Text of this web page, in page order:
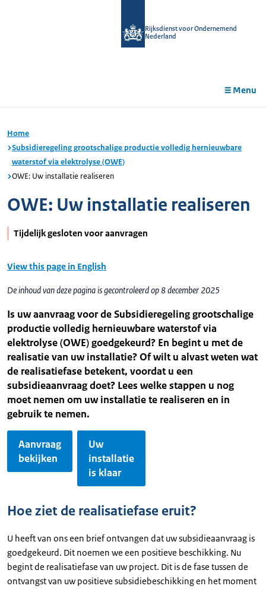
Rijksdienst voor Ondernemend
Nederland
Menu
Home
Subsidieregeling grootschalige productie volledig hernieuwbare
waterstof via elektrolyse (OWE)
OWE: Uw installatie realiseren
OWE: Uw installatie realiseren
Tijdelijk gesloten voor aanvragen
View this page in English
De inhoud van deze pagina is gecontroleerd op 8 december 2025
Is uw aanvraag voor de Subsidieregeling grootschalige
productie volledig hernieuwbare waterstof via
elektrolyse (OWE) goedgekeurd? En begint u met de
realisatie van uw installatie? Of wilt u alvast weten wat
de realisatiefase betekent, voordat u een
subsidieaanvraag doet? Lees welke stappen u nog
moet nemen om uw installatie te realiseren en in
gebruik te nemen.
Aanvraag
bekijken
Uw
installatie
is klaar
Hoe ziet de realisatiefase eruit?
U heeft van ons een brief ontvangen dat uw subsidieaanvraag is
goedgekeurd. Dit noemen we een positieve beschikking. Nu
begint de realisatiefase van uw project. Dit is de fase tussen de
ontvangst van uw positieve subsidiebeschikking en het moment